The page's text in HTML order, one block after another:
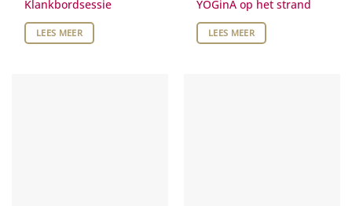
Klankbordsessie
LEES MEER
YOGinA op het strand
LEES MEER